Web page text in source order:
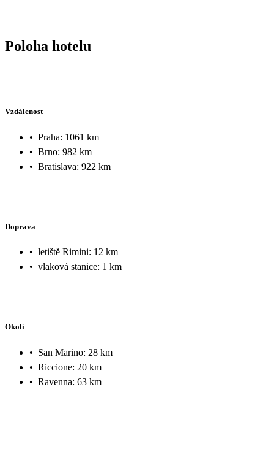
Poloha hotelu
Vzdálenost
• Praha: 1061 km
• Brno: 982 km
• Bratislava: 922 km
Doprava
• letiště Rimini: 12 km
• vlaková stanice: 1 km
Okolí
• San Marino: 28 km
• Riccione: 20 km
• Ravenna: 63 km